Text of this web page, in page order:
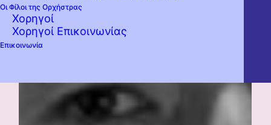
Οι Φίλοι της Ορχήστρας
Χορηγοί
Χορηγοί Επικοινωνίας
Επικοινωνία